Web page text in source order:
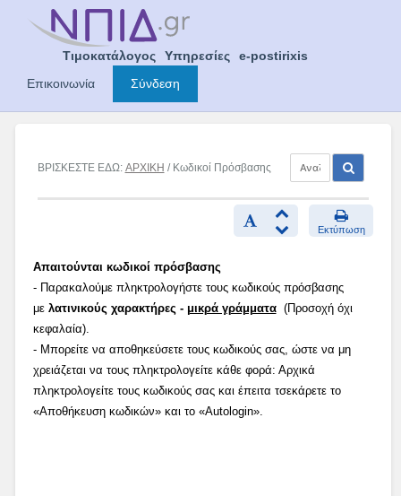
Τιμοκατάλογος Υπηρεσίες
e-postirixis
Επικοινωνία
Σύνδεση
ΒΡΙΣΚΕΣΤΕ ΕΔΩ: ΑΡΧΙΚΗ / Κωδικοί Πρόσβασης
Εκτύπωση
Απαιτούνται κωδικοί πρόσβασης
- Παρακαλούμε πληκτρολογήστε τους κωδικούς πρόσβασης
με λατινικούς χαρακτήρες - μικρά γράμματα(Προσοχή όχι
κεφαλαία).
- Μπορείτε να αποθηκεύσετε τους κωδικούς σας, ώστε να μη
χρειάζεται να τους πληκτρολογείτε κάθε φορά: Αρχικά
πληκτρολογείτε τους κωδικούς σας και έπειτα τσεκάρετε το
«Αποθήκευση κωδικών» και το «Autologin».